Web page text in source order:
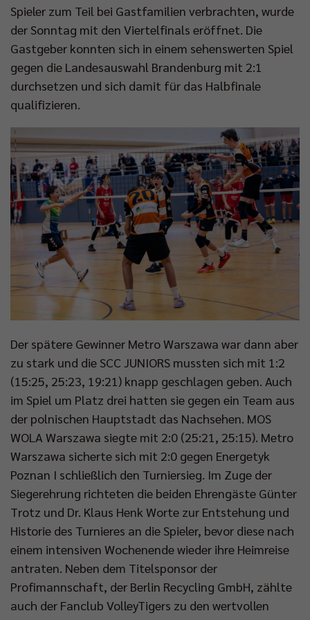
Spieler zum Teil bei Gastfamilien verbrachten, wurde
der Sonntag mit den Viertelfinals eröffnet. Die
Gastgeber konnten sich in einem sehenswerten Spiel
gegen die Landesauswahl Brandenburg mit 2:1
durchsetzen und sich damit für das Halbfinale
qualifizieren.
Der spätere Gewinner Metro Warszawa war dann aber
zu stark und die SCC JUNIORS mussten sich mit 1:2
(15:25, 25:23, 19:21) knapp geschlagen geben. Auch
im Spiel um Platz drei hatten sie gegen ein Team aus
der polnischen Hauptstadt das Nachsehen. MOS
WOLA Warszawa siegte mit 2:0 (25:21, 25:15). Metro
Warszawa sicherte sich mit 2:0 gegen Energetyk
Poznan I schließlich den Turniersieg. Im Zuge der
Siegerehrung richteten die beiden Ehrengäste Günter
Trotz und Dr. Klaus Henk Worte zur Entstehung und
Historie des Turnieres an die Spieler, bevor diese nach
einem intensiven Wochenende wieder ihre Heimreise
antraten. Neben dem Titelsponsor der
Profimannschaft, der Berlin Recycling GmbH, zählte
auch der Fanclub VolleyTigers zu den wertvollen